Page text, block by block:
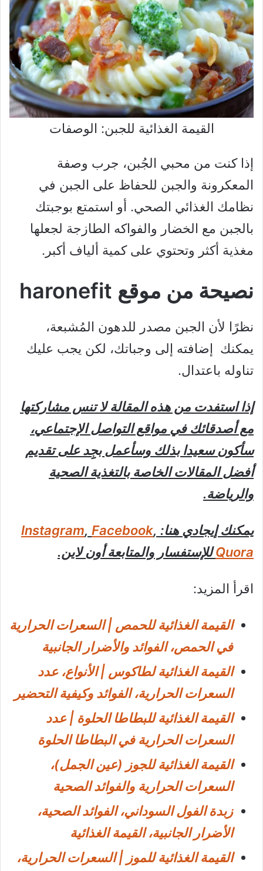
القيمة الغذائية للجبن: الوصفات
إذا كنت من محبي الجُبن، جرب وصفة
المعكرونة والجبن للحفاظ على الجبن في
نظامك الغذائي الصحي. أو استمتع بوجبتك
بالجبن مع الخضار والفواكه الطازجة لجعلها
مغذية أكثر وتحتوي على كمية ألياف أكبر.
نصيحة من موقع haronefit
نظرًا لأن الجبن مصدر للدهون المُشبعة،
يمكنك إضافته إلى وجباتك، لكن يجب عليك
تناوله باعتدال.
إذا استفدت من هذه المقالة لا تنس مشاركتها
مع أصدقائك في مواقع التواصل الإجتماعي،
سأكون سعيدا بذلك وسأعمل بجِِد على تقديم
أفضل المقالات الخاصة بالتغذية الصحية
والرياضة.
يمكنك إيجادي هنا: Instagram, Facebook,
Quoraللإستفسار والمتابعة أون لاين.
اقرأ المزيد:
القيمة الغذائية للحمص | السعرات الحرارية
في الحمص، الفوائد والأضرار الجانبية
القيمة الغذائية لطاكوس | الأنواع، عدد
السعرات الحرارية، الفوائد وكيفية التحضير
القيمة الغذائية للبطاطا الحلوة | عدد
السعرات الحرارية في البطاطا الحلوة
القيمة الغذائية للجوز (عين الجمل)،
السعرات الحرارية والفوائد الصحية
زبدة الفول السوداني، الفوائد الصحية،
الأضرار الجانبية، القيمة الغذائية
القيمة الغذائية للموز | السعرات الحرارية،